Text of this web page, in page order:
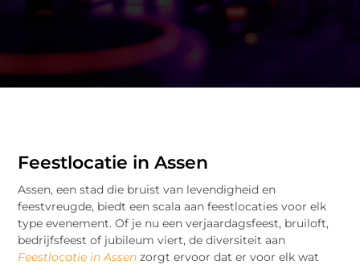
Feestlocatie in Assen
Assen, een stad die bruist van levendigheid en
feestvreugde, biedt een scala aan feestlocaties voor elk
type evenement. Of je nu een verjaardagsfeest, bruiloft,
bedrijfsfeest of jubileum viert, de diversiteit aan
Feestlocatie in Assen zorgt ervoor dat er voor elk wat